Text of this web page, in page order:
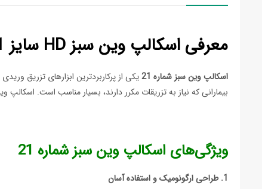
معرفی اسکالپ وین سبز HD سایز 21
اسکالپ وین سبز شماره 21
یکی از پرکاربردترین ابزارهای تزریق
بیمارانی که نیاز به تزریقات مکرر دارند، بسیار مناسب است. اسکالپ وین سبز با شماره 21 نشان‌دهنده‌ی سایز سوزن آن بوده که در تزریق‌های
ویژگی‌های اسکالپ وین سبز شماره 21
1. طراحی ارگونومیک و استفاده آسان